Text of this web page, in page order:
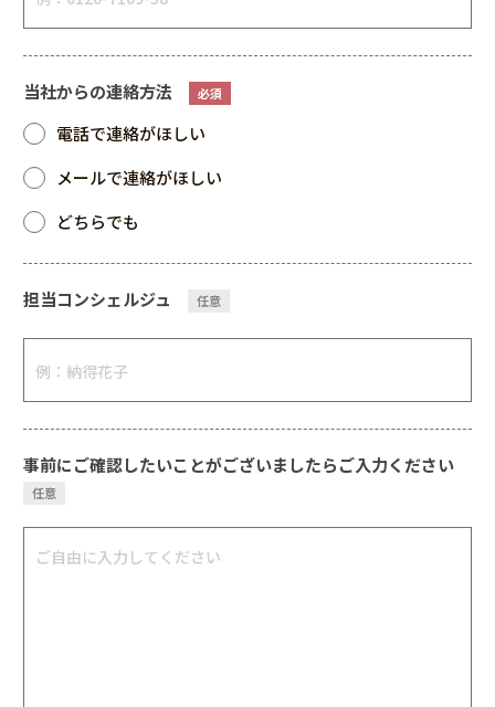
当社からの連絡方法 必須
電話で連絡がほしい
メールで連絡がほしい
どちらでも
担当コンシェルジュ 任意
事前にご確認したいことがございましたらご入力ください
任意